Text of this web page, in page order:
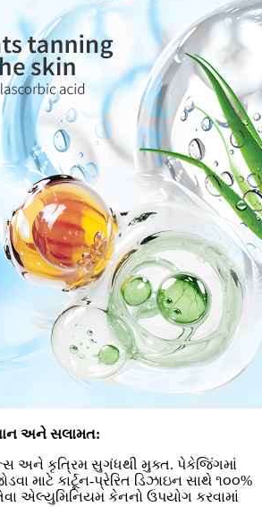
અને સલામત:
અને કૃત્રિમ સુગંધથી મુક્ત. પેકેજિંગમાં
માટે કાર્ટૂન-પ્રેરિત ડિઝાઇન સાથે ૧૦૦%
એલ્યુમિનિયમ કેનનો ઉપયોગ કરવામાં